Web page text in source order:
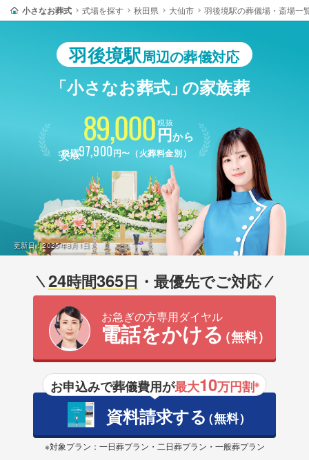
小さなお葬式 式場を探す 秋田県 大仙市 羽後境駅の葬儀場・斎場一
羽後境駅周辺の葬儀対応
「小さなお葬式」の家族葬
更新日：2025年8月1日
89,000 税抜
円から
税込97,900円〜（火葬料金別）
24時間365日 ・最優先でご対応
お急ぎの方専用ダイヤル
電話をかける（無料）
お申込みで葬儀費用が最大10万円割※
資料請求する（無料）
※対象プラン：一日葬プラン・二日葬プラン・一般葬プラン